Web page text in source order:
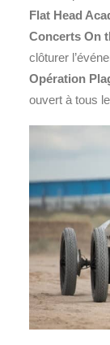
Flat Head
Concerts On
clôturer
Opération
ouvert à tous